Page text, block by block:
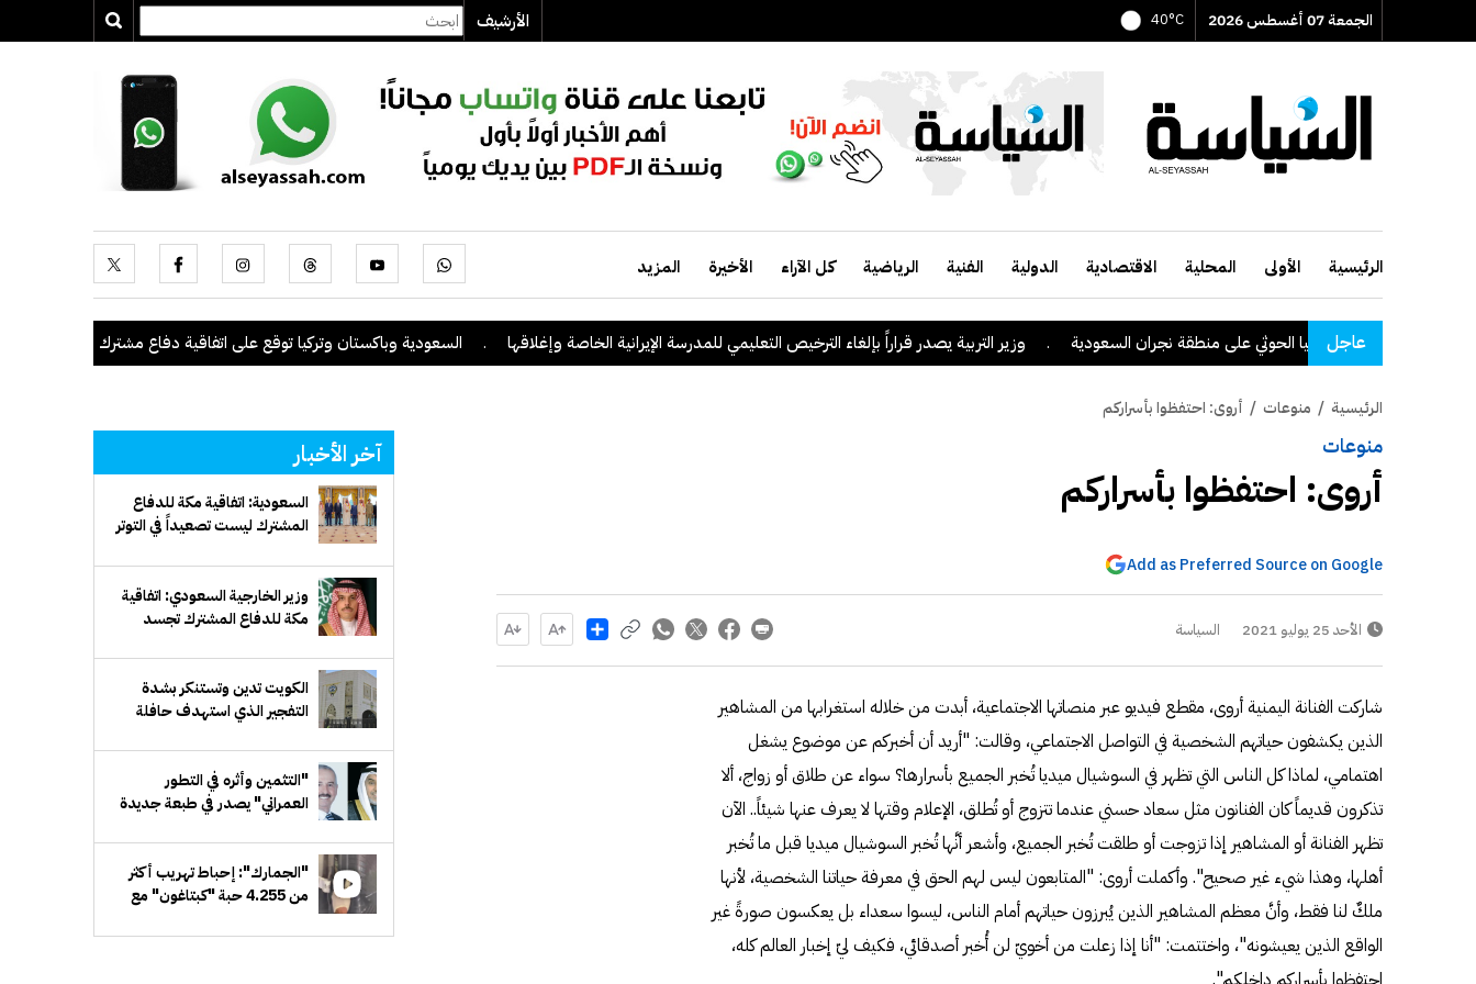
الجمعة 07 أغسطس 2026 40°C الأرشيف
الرئيسية الأولى المحلية الاقتصادية الدولية الفنية الرياضية كل الآراء الأخيرة المزيد
عاجل
اعتداءات ميليشيا الحوثي على منطقة نجران السعودية . وزير التربية يصدر قراراً بإلغاء الترخيص التعليمي للمدرسة الإيرانية الخاصة وإغلاقها . السعودية وباكستان وتركيا توقع على اتفاقية دفاع مشترك .
الرئيسية / منوعات / أروى: احتفظوا بأسراركم
منوعات
أروى: احتفظوا بأسراركم
Add as Preferred Source on Google
الأحد 25 يوليو 2021 السياسة Share
شاركت الفنانة اليمنية أروى، مقطع فيديو عبر منصاتها الاجتماعية، أبدت من خلاله استغرابها من المشاهير
الذين يكشفون حياتهم الشخصية في التواصل الاجتماعي، وقالت: "أريد أن أخبركم عن موضوع يشغل
اهتمامي، لماذا كل الناس التي تظهر في السوشيال ميديا تُخبر الجميع بأسرارها؟ سواء عن طلاق أو زواج، ألا
تذكرون قديماً كان الفنانون مثل سعاد حسني عندما تتزوج أو تُطلق، الإعلام وقتها لا يعرف عنها شيئاً.. الآن
تظهر الفنانة أو المشاهير إذا تزوجت أو طلقت تُخبر الجميع، وأشعر أنَّها تُخبر السوشيال ميديا قبل ما تُخبر
أهلها، وهذا شيء غير صحيح". وأكملت أروى: "المتابعون ليس لهم الحق في معرفة حياتنا الشخصية، لأنها
ملكٌ لنا فقط، وأنَّ معظم المشاهير الذين يُبرزون حياتهم أمام الناس، ليسوا سعداء بل يعكسون صورةً غير
الواقع الذين يعيشونه"، واختتمت: "أنا إذا زعلت من أخويّ لن أُخبر أصدقائي، فكيف ليّ إخبار العالم كله،
آخر الأخبار
السعودية: اتفاقية مكة للدفاع
المشترك ليست تصعيداً في التوتر
وزير الخارجية السعودي: اتفاقية
مكة للدفاع المشترك تجسد
والاستقرار
الكويت تدين وتستنكر بشدة
التفجير الذي استهدف حافلة
"التثمين وأثره في التطور
العمراني" يصدر في طبعة جديدة
"الجمارك": إحباط تهريب أكثر
من 4.255 حبة "كبتاغون" مع